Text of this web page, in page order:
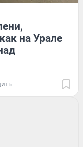
на Урале